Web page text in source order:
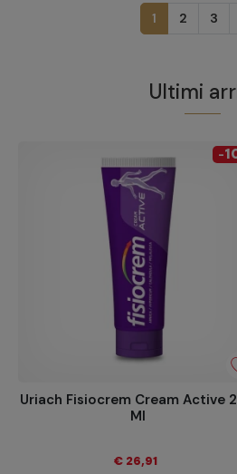
1 2 3
Ultimi
-
Uriach Fisiocrem Cream Active
Ml
€ 26,91